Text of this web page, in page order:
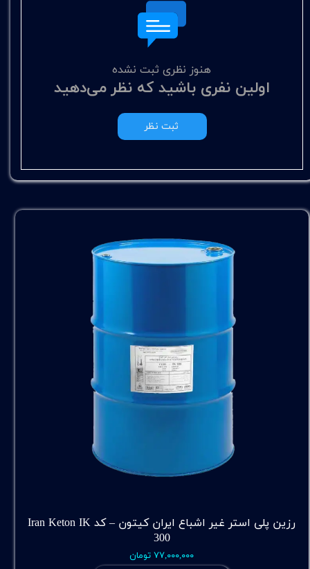
هنوز نظری ثبت نشده
اولین نفری باشید که نظر می‌دهید
ثبت نظر
رزین پلی استر غیر اشباع ایران کیتون – کد Iran Keton IK
300
۷۷,۰۰۰,۰۰۰ تومان